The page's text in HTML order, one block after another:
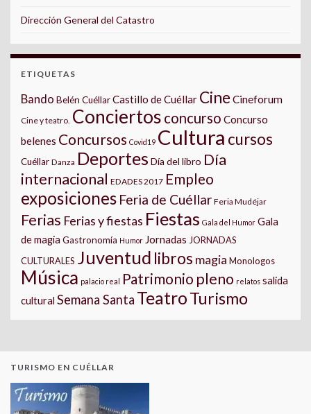
Dirección General del Catastro
ETIQUETAS
Bando Belén CuéllarCastillo de Cuéllar Cine Cineforum
Cine y teatro. Conciertos concurso Concurso
belenes Concursos Covid19 Cultura cursos
Cuéllar Danza Deportes Día del libro Día
internacional EDADES 2017 Empleo
exposiciones Feria de Cuéllar Feria Mudéjar
Ferias Ferias y fiestas Fiestas Gala del Humor Gala
de magia Gastronomía Humor Jornadas JORNADAS
CULTURALES Juventud libros magia Monologos
Música palacio real Patrimonio pleno relatos salida
cultural Semana Santa TeatroTurismo
TURISMO EN CUÉLLAR